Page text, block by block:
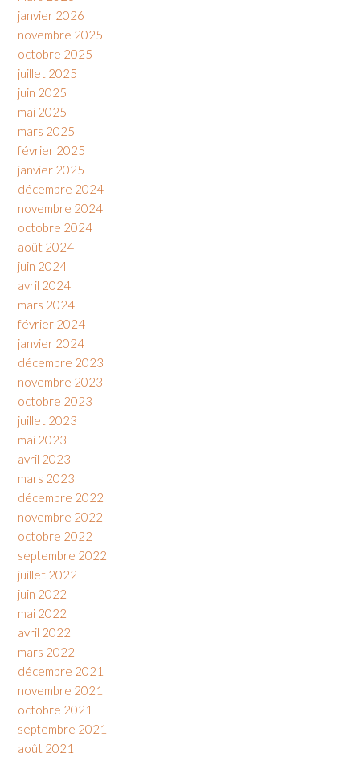
janvier 2026
novembre 2025
octobre 2025
juillet 2025
juin 2025
mai 2025
mars 2025
février 2025
janvier 2025
décembre 2024
novembre 2024
octobre 2024
août 2024
juin 2024
avril 2024
mars 2024
février 2024
janvier 2024
décembre 2023
novembre 2023
octobre 2023
juillet 2023
mai 2023
avril 2023
mars 2023
décembre 2022
novembre 2022
octobre 2022
septembre 2022
juillet 2022
juin 2022
mai 2022
avril 2022
mars 2022
décembre 2021
novembre 2021
octobre 2021
septembre 2021
août 2021